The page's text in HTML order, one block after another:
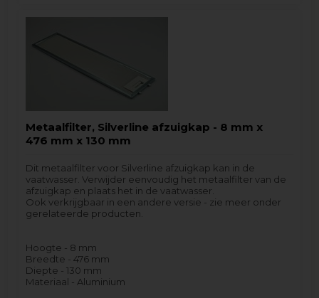
Metaalfilter, Silverline afzuigkap - 8 mm x
476 mm x 130 mm
Dit metaalfilter voor Silverline afzuigkap kan in de
vaatwasser. Verwijder eenvoudig het metaalfilter van de
afzuigkap en plaats het in de vaatwasser.
Ook verkrijgbaar in een andere versie - zie meer onder
gerelateerde producten.
Hoogte - 8 mm
Breedte - 476 mm
Diepte - 130 mm
Materiaal - Aluminium